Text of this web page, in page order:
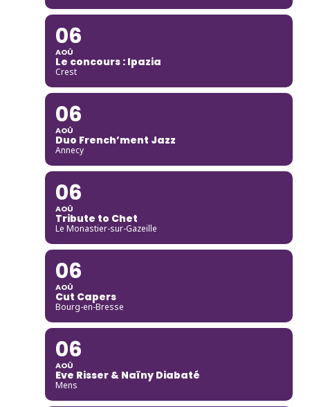
06
AOÛ
Le concours : Ipazia
Crest
06
AOÛ
Duo French’ment Jazz
Annecy
06
AOÛ
Tribute to Chet
Le Monastier-sur-Gazeille
06
AOÛ
Cut Capers
Bourg-en-Bresse
06
AOÛ
Eve Risser & Naïny Diabaté
Mens